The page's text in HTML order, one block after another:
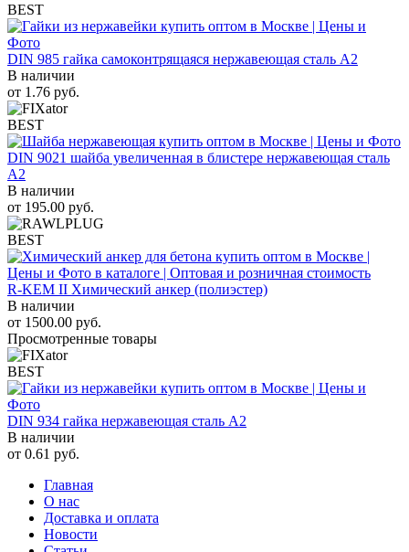
BEST
DIN 985 гайка самоконтрящаяся нержавеющая сталь A2
В наличии
от 1.76 руб.
BEST
DIN 9021 шайба увеличенная в блистере нержавеющая сталь
A2
В наличии
от 195.00 руб.
BEST
R-KEM II Химический анкер (полиэстер)
В наличии
от 1500.00 руб.
Просмотренные товары
BEST
DIN 934 гайка нержавеющая сталь A2
В наличии
от 0.61 руб.
Главная
О нас
Доставка и оплата
Новости